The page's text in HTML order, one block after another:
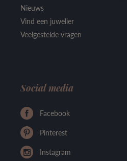
Nieuws
Vind een juwelier
Veelgestelde vragen
Social media
Facebook
Pinterest
Instagram